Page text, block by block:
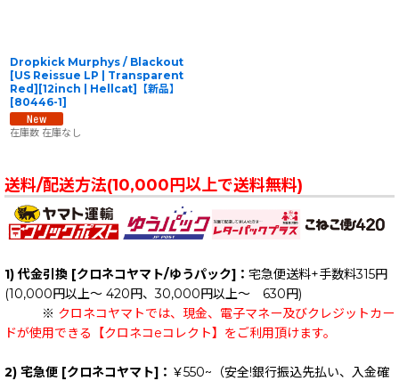
Dropkick Murphys / Blackout
[US Reissue LP | Transparent
Red][12inch | Hellcat]【新品】
[80446-1]
在庫数 在庫なし
送料/配送方法(10,000円以上で送料無料)
1) 代金引換 [クロネコヤマト/ゆうパック]： 宅急便送料+手数料315円
(10,000円以上～ 420円、30,000円以上～ 630円)
※ クロネコヤマトでは、現金、電子マネー及びクレジットカー
ドが使用できる【クロネコeコレクト】をご利用頂けます。
2) 宅急便 [クロネコヤマト]： ￥550~（安全!銀行振込先払い、入金確